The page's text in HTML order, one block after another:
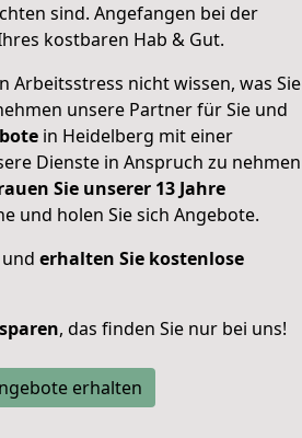
sind. Angefangen bei der
kostbaren Hab & Gut.
Arbeitsstress nicht wissen, was Sie
unsere Partner für Sie und
in Heidelberg mit einer
Dienste in Anspruch zu nehmen
Sie unserer 13 Jahre
und holen Sie sich Angebote.
erhalten Sie kostenlose
, das finden Sie nur bei uns!
erhalten